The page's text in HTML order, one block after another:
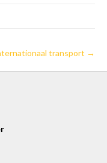
transport →